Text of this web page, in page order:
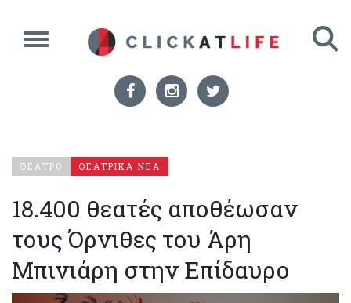
ΘΕΑΤΡΟ ΘΕΑΤΡΙΚΑ ΝΕΑ
18.400 θεατές αποθέωσαν
τους Όρνιθες του Άρη
Μπινιάρη στην Επίδαυρο